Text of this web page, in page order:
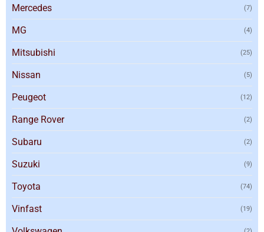
Mercedes (7)
MG (4)
Mitsubishi (25)
Nissan (5)
Peugeot (12)
Range Rover (2)
Subaru (2)
Suzuki (9)
Toyota (74)
Vinfast (19)